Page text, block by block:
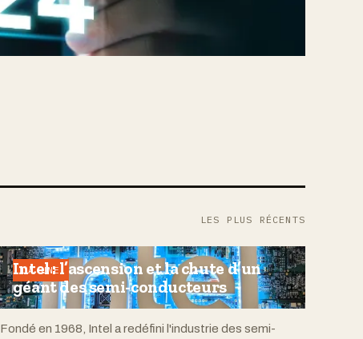
LES PLUS RÉCENTS
LA UNE
Intel : l’ascension et la chute d’un
géant des semi-conducteurs
Fondé en 1968, Intel a redéfini l'industrie des semi-